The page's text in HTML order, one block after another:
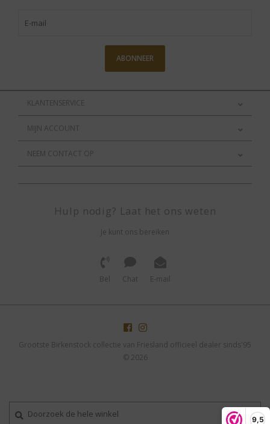
9,5
ABONNEER
KLANTENSERVICE
MIJN ACCOUNT
NEEM CONTACT OP
Hulp nodig? Laat het ons weten
Je kunt ons bereiken
Bel Chat E-mail
Grootste Birkenstock collectie van Friesland officieel dealer sinds'95
© 2026